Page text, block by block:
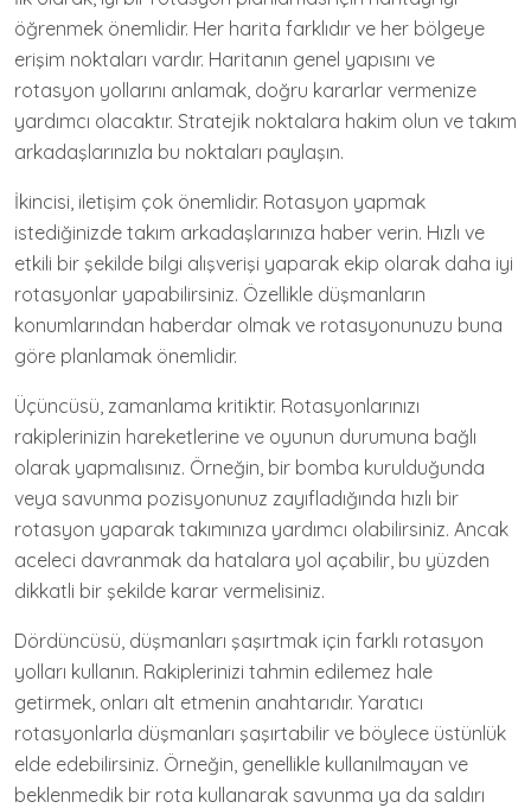
öğrenmek önemlidir. Her harita farklıdır ve her bölgeye
erişim noktaları vardır. Haritanın genel yapısını ve
rotasyon yollarını anlamak, doğru kararlar vermenize
yardımcı olacaktır. Stratejik noktalara hakim olun ve takım
arkadaşlarınızla bu noktaları paylaşın.
İkincisi, iletişim çok önemlidir. Rotasyon yapmak
istediğinizde takım arkadaşlarınıza haber verin. Hızlı ve
etkili bir şekilde bilgi alışverişi yaparak ekip olarak daha iyi
rotasyonlar yapabilirsiniz. Özellikle düşmanların
konumlarından haberdar olmak ve rotasyonunuzu buna
göre planlamak önemlidir.
Üçüncüsü, zamanlama kritiktir. Rotasyonlarınızı
rakiplerinizin hareketlerine ve oyunun durumuna bağlı
olarak yapmalısınız. Örneğin, bir bomba kurulduğunda
veya savunma pozisyonunuz zayıfladığında hızlı bir
rotasyon yaparak takımınıza yardımcı olabilirsiniz. Ancak
aceleci davranmak da hatalara yol açabilir, bu yüzden
dikkatli bir şekilde karar vermelisiniz.
Dördüncüsü, düşmanları şaşırtmak için farklı rotasyon
yolları kullanın. Rakiplerinizi tahmin edilemez hale
getirmek, onları alt etmenin anahtarıdır. Yaratıcı
rotasyonlarla düşmanları şaşırtabilir ve böylece üstünlük
elde edebilirsiniz. Örneğin, genellikle kullanılmayan ve
beklenmedik bir rota kullanarak savunma ya da saldırı